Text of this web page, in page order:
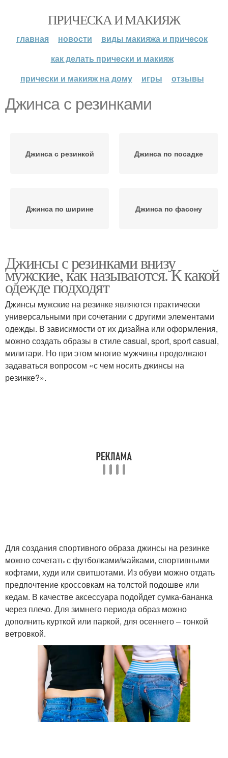
ПРИЧЕСКА И МАКИЯЖ
главная новости
виды макияжа и причесок
как делать прически и макияж
прически и макияж на дому
игры отзывы
Джинса с резинками
Джинса с резинкой Джинса по посадке
Джинса по ширине Джинса по фасону
Джинсы с резинками внизу
мужские, как называются. К какой
одежде подходят
Джинсы мужские на резинке являются практически
универсальными при сочетании с другими элементами
одежды. В зависимости от их дизайна или оформления,
можно создать образы в стиле casual, sport, sport casual,
милитари. Но при этом многие мужчины продолжают
задаваться вопросом «с чем носить джинсы на
резинке?».
Для создания спортивного образа джинсы на резинке
можно сочетать с футболками/майками, спортивными
кофтами, худи или свитшотами. Из обуви можно отдать
предпочтение кроссовкам на толстой подошве или
кедам. В качестве аксессуара подойдет сумка-бананка
через плечо. Для зимнего периода образ можно
дополнить курткой или паркой, для осеннего – тонкой
ветровкой.